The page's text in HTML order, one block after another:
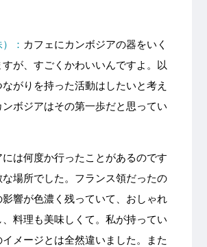
： カフェにカンボジアの器をいく
が、すごくかわいいんですよ。以
がりを持った活動はしたいと考え
ボジアはその第一歩だと思ってい
は何度か行ったことがあるのです
場所でした。フランス領だったの
響が色濃く残っていて、おしゃれ
料理も美味しくて。私が持ってい
メージとは全然違いました。また